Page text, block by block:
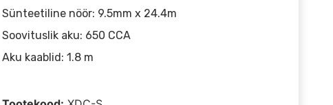
Sünteetiline nöör: 9.5mm x 24.4m
Soovituslik aku: 650 CCA
Aku kaablid: 1.8 m